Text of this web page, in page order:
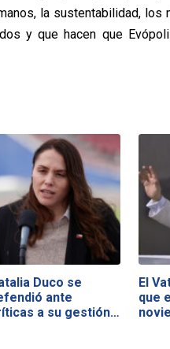
la sustentabilidad, los
y que hacen que
Duco se
ante
a su gestión…
El
que